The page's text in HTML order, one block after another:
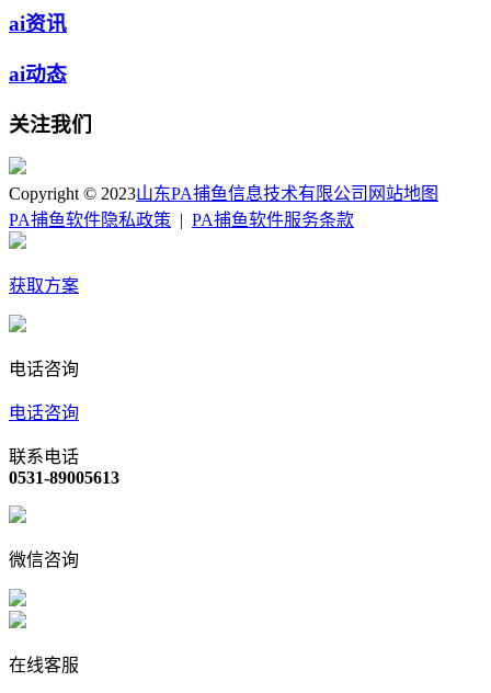
ai资讯
ai动态
关注我们
Copyright © 2023山东PA捕鱼信息技术有限公司 网站地图
PA捕鱼软件隐私政策
PA捕鱼软件服务条款
获取方案
电话咨询
电话咨询
联系电话
0531-89005613
微信咨询
在线客服